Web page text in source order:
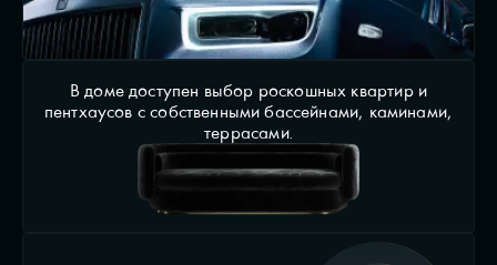
В доме доступен выбор роскошных квартир и
пентхаусов с собственными бассейнами, каминами,
террасами.